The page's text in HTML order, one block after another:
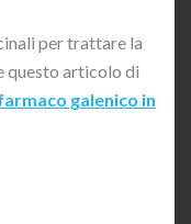
per trattare la
questo articolo di
galenico in